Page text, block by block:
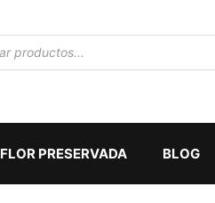
FLOR PRESERVADA BLOG